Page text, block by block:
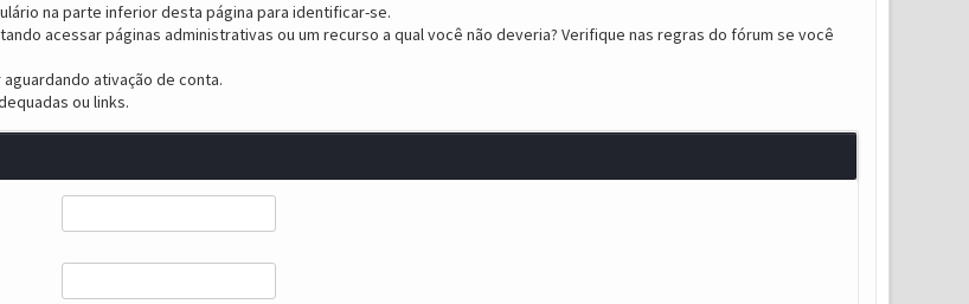
na parte inferior desta página para identificar-se.
acessar páginas administrativas ou um recurso a qual você não deveria? Verifique nas regras do fórum se você
ativação de conta.
ou links.